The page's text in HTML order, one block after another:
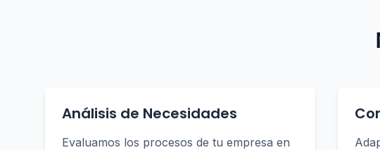
Análisis de Necesidades
Evaluamos los procesos de tu empresa en